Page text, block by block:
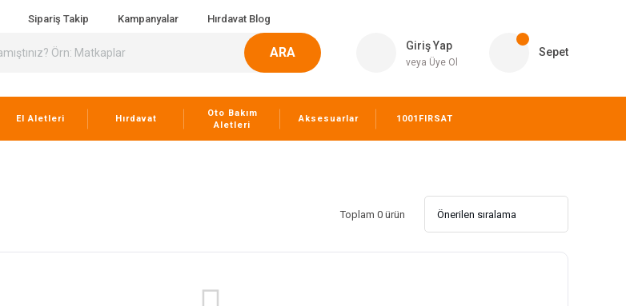
Sipariş Takip Kampanyalar Hırdavat Blog
ARA Giriş Yap
veya Üye Ol
Sepet
El Aletleri Hırdavat
Oto Bakım
Aletleri
Aksesuarlar 1001FIRSAT
Toplam 0 ürün